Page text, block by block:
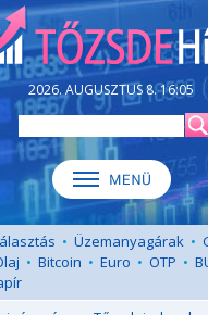
2026. AUGUSZTUS 8. 16:05
• Üzemanyagárak •
• Bitcoin • Euro • OTP •